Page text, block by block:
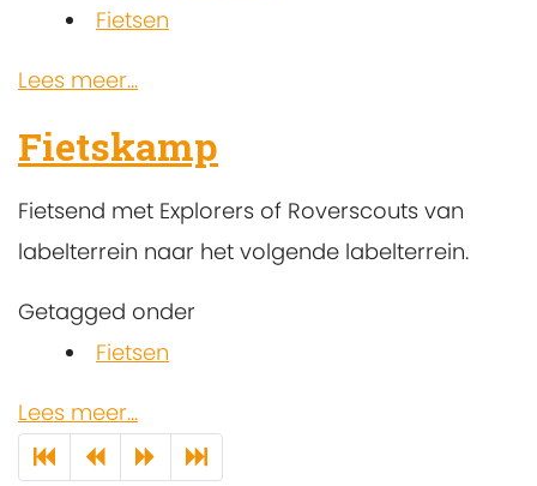
Fietsen
Lees meer...
Fietskamp
Fietsend met Explorers of Roverscouts van
labelterrein naar het volgende labelterrein.
Getagged onder
Fietsen
Lees meer...